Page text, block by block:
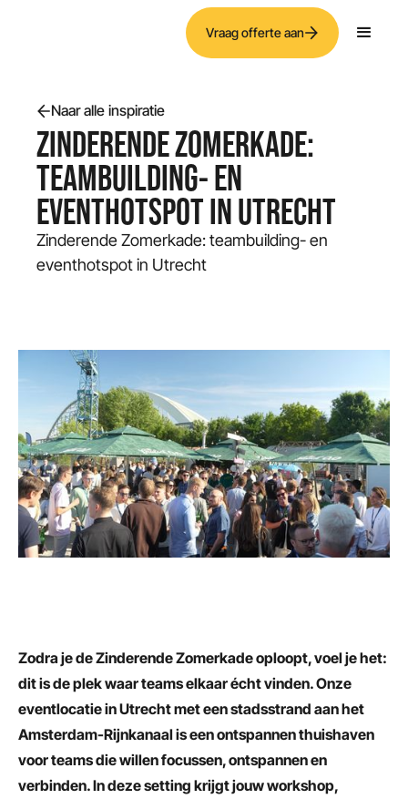
Vraag offerte aan
Naar alle inspiratie
ZINDERENDE ZOMERKADE:
TEAMBUILDING- EN
EVENTHOTSPOT IN UTRECHT
Zinderende Zomerkade: teambuilding- en
eventhotspot in Utrecht
Zodra je de Zinderende Zomerkade oploopt, voel je het:
dit is de plek waar teams elkaar écht vinden. Onze
eventlocatie in Utrecht met een stadsstrand aan het
Amsterdam-Rijnkanaal is een ontspannen thuishaven
voor teams die willen focussen, ontspannen en
verbinden. In deze setting krijgt jouw workshop,